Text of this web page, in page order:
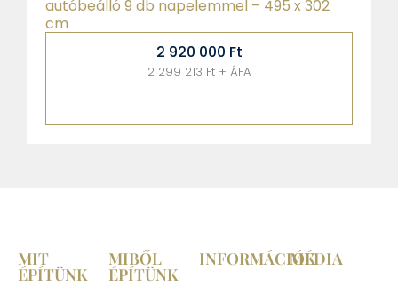
1 780 000Ft
1 401 575 Ft + ÁFA
MIT
ÉPÍTÜNK
MIBŐL
ÉPÍTÜNK
INFORMÁCIÓKMÉDIA